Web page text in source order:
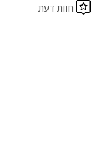
חוות דעת